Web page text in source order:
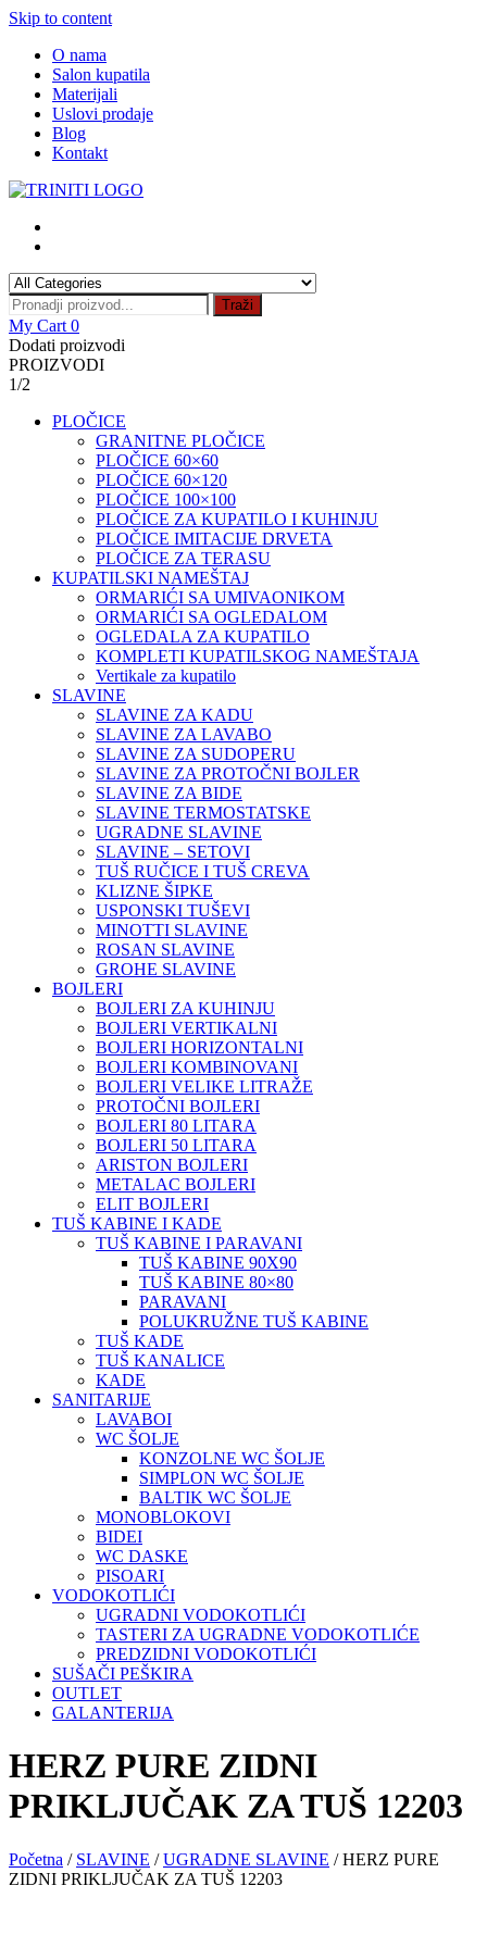
Skip to content
O nama
Salon kupatila
Materijali
Uslovi prodaje
Blog
Kontakt
Traži
My Cart 0
Dodati proizvodi
PROIZVODI
1/2
PLOČICE
GRANITNE PLOČICE
PLOČICE 60×60
PLOČICE 60×120
PLOČICE 100×100
PLOČICE ZA KUPATILO I KUHINJU
PLOČICE IMITACIJE DRVETA
PLOČICE ZA TERASU
KUPATILSKI NAMEŠTAJ
ORMARIĆI SA UMIVAONIKOM
ORMARIĆI SA OGLEDALOM
OGLEDALA ZA KUPATILO
KOMPLETI KUPATILSKOG NAMEŠTAJA
Vertikale za kupatilo
SLAVINE
SLAVINE ZA KADU
SLAVINE ZA LAVABO
SLAVINE ZA SUDOPERU
SLAVINE ZA PROTOČNI BOJLER
SLAVINE ZA BIDE
SLAVINE TERMOSTATSKE
UGRADNE SLAVINE
SLAVINE – SETOVI
TUŠ RUČICE I TUŠ CREVA
KLIZNE ŠIPKE
USPONSKI TUŠEVI
MINOTTI SLAVINE
ROSAN SLAVINE
GROHE SLAVINE
BOJLERI
BOJLERI ZA KUHINJU
BOJLERI VERTIKALNI
BOJLERI HORIZONTALNI
BOJLERI KOMBINOVANI
BOJLERI VELIKE LITRAŽE
PROTOČNI BOJLERI
BOJLERI 80 LITARA
BOJLERI 50 LITARA
ARISTON BOJLERI
METALAC BOJLERI
ELIT BOJLERI
TUŠ KABINE I KADE
TUŠ KABINE I PARAVANI
TUŠ KABINE 90X90
TUŠ KABINE 80×80
PARAVANI
POLUKRUŽNE TUŠ KABINE
TUŠ KADE
TUŠ KANALICE
KADE
SANITARIJE
LAVABOI
WC ŠOLJE
KONZOLNE WC ŠOLJE
SIMPLON WC ŠOLJE
BALTIK WC ŠOLJE
MONOBLOKOVI
BIDEI
WC DASKE
PISOARI
VODOKOTLIĆI
UGRADNI VODOKOTLIĆI
TASTERI ZA UGRADNE VODOKOTLIĆE
PREDZIDNI VODOKOTLIĆI
SUŠAČI PEŠKIRA
OUTLET
GALANTERIJA
HERZ PURE ZIDNI
PRIKLJUČAK ZA TUŠ 12203
Početna / SLAVINE /UGRADNE SLAVINE / HERZ PURE
ZIDNI PRIKLJUČAK ZA TUŠ 12203